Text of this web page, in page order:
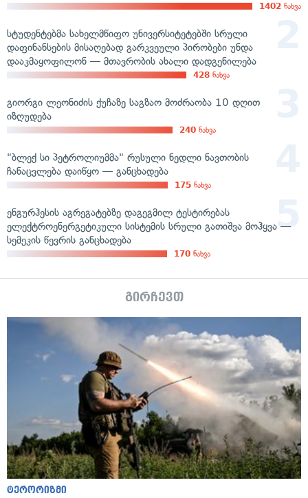
1402 ნახვა
სტუდენტებმა სახელმწიფო უნივერსიტეტებში სრული
დაფინანსების მისაღებად გარკვეული პირობები უნდა
დააკმაყოფილონ — მთავრობის ახალი დადგენილება
428 ნახვა
გიორგი ლეონიძის ქუჩაზე საგზაო მოძრაობა 10 დღით
იზღუდება
240 ნახვა
"ბლექ სი პეტროლიუმმა" რუსული ნედლი ნავთობის
ჩანაცვლება დაიწყო — განცხადება
175 ნახვა
ენგურჰესის აგრეგატებზე დაგეგმილ ტესტირებას
ელექტროენერგეტიკული სისტემის სრული გათიშვა მოჰყვა —
სემეკის წევრის განცხადება
170 ნახვა
გირჩევთ
ტერორიზმი